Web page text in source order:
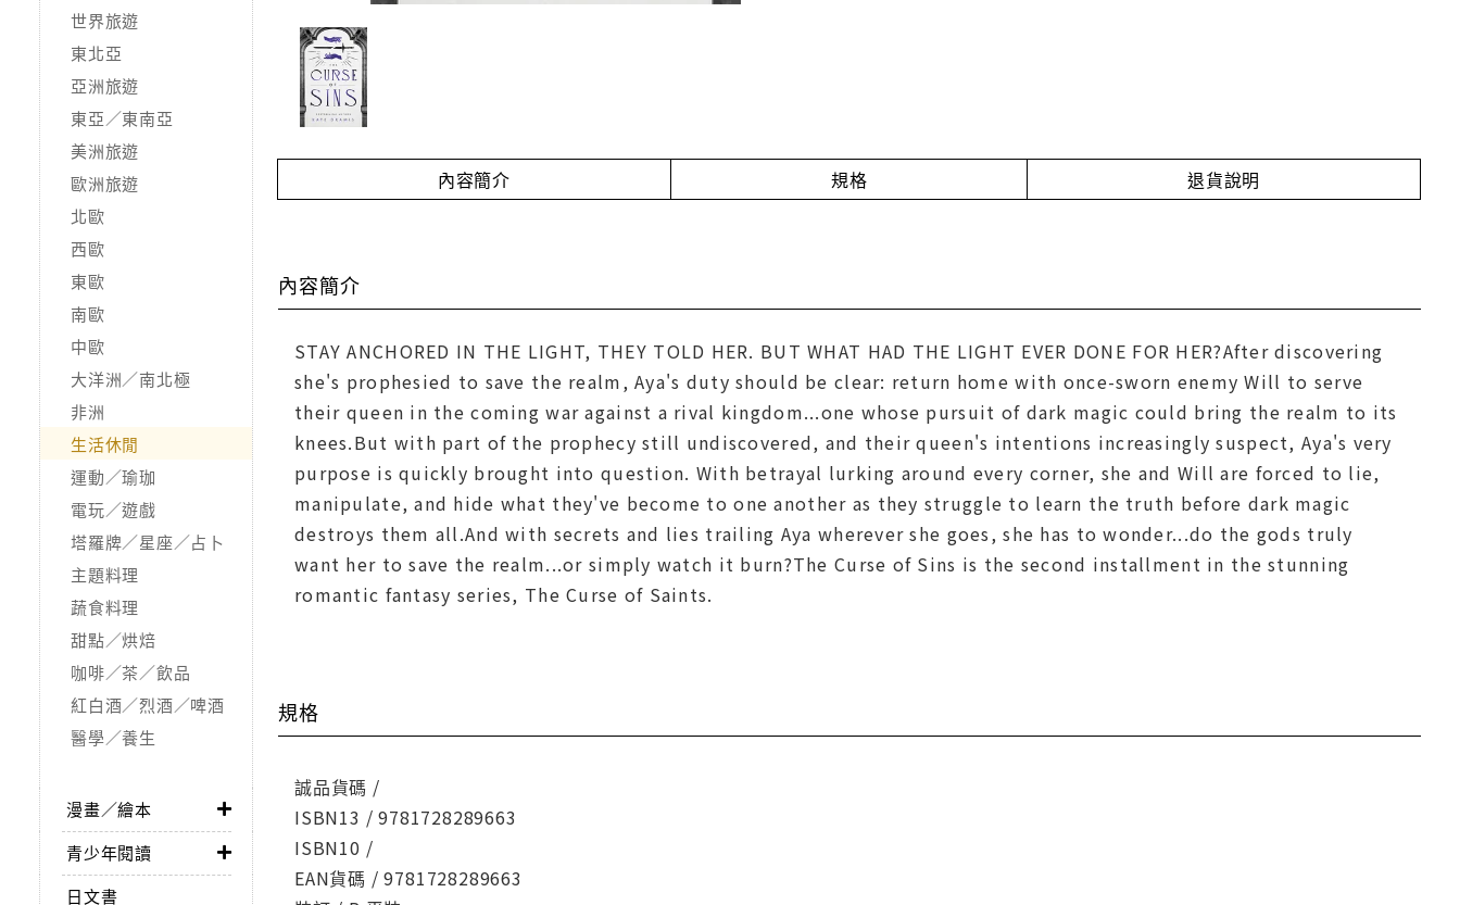
世界旅遊
東北亞
亞洲旅遊
東亞／東南亞
美洲旅遊
歐洲旅遊
北歐
西歐
東歐
南歐
中歐
大洋洲／南北極
非洲
生活休閒
運動／瑜珈
電玩／遊戲
塔羅牌／星座／占卜
主題料理
蔬食料理
甜點／烘焙
咖啡／茶／飲品
紅白酒／烈酒／啤酒
醫學／養生
漫畫／繪本
青少年閱讀
日文書
內容簡介 規格 退貨說明
內容簡介
STAY ANCHORED IN THE LIGHT, THEY TOLD HER. BUT WHAT HAD THE LIGHT EVER DONE FOR HER?After discovering
she's prophesied to save the realm, Aya's duty should be clear: return home with once-sworn enemy Will to serve
their queen in the coming war against a rival kingdom...one whose pursuit of dark magic could bring the realm to its
knees.But with part of the prophecy still undiscovered, and their queen's intentions increasingly suspect, Aya's very
purpose is quickly brought into question. With betrayal lurking around every corner, she and Will are forced to lie,
manipulate, and hide what they've become to one another as they struggle to learn the truth before dark magic
destroys them all.And with secrets and lies trailing Aya wherever she goes, she has to wonder...do the gods truly
want her to save the realm...or simply watch it burn?The Curse of Sins is the second installment in the stunning
romantic fantasy series, The Curse of Saints.
規格
誠品貨碼 /
ISBN13 / 9781728289663
ISBN10 /
EAN貨碼 / 9781728289663